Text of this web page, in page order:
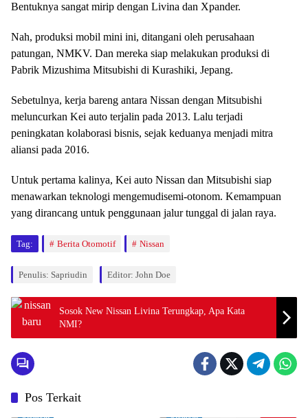
Bentuknya sangat mirip dengan Livina dan Xpander.
Nah, produksi mobil mini ini, ditangani oleh perusahaan
patungan, NMKV. Dan mereka siap melakukan produksi di
Pabrik Mizushima Mitsubishi di Kurashiki, Jepang.
Sebetulnya, kerja bareng antara Nissan dengan Mitsubishi
meluncurkan Kei auto terjalin pada 2013. Lalu terjadi
peningkatan kolaborasi bisnis, sejak keduanya menjadi mitra
aliansi pada 2016.
Untuk pertama kalinya, Kei auto Nissan dan Mitsubishi siap
menawarkan teknologi mengemudisemi-otonom. Kemampuan
yang dirancang untuk penggunaan jalur tunggal di jalan raya.
Tag: Berita Otomotif Nissan
Penulis: Sapriudin Editor: John Doe
Sosok New Nissan Livina Terungkap, Apa Kata
NMI?
Pos Terkait